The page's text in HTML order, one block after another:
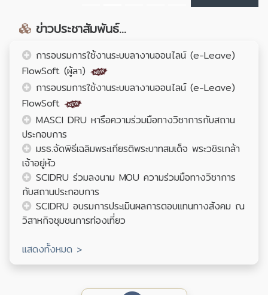
ข่าวประชาสัมพันธ์...
การอบรมการใช้งานระบบลางานออนไลน์ (e-Leave)
FlowSoft (ผู้ลา)
การอบรมการใช้งานระบบลางานออนไลน์ (e-Leave)
FlowSoft
MASCI DRU หารือความร่วมมือทางวิชาการกับสถาน
ประกอบการ
มรธ.จัดพิธีเฉลิมพระเกียรติพระบาทสมเด็จ พระวชิรเกล้า
เจ้าอยู่หัว
SCIDRU ร่วมลงนาม MOU ความร่วมมือทางวิชาการ
กับสถานประกอบการ
SCIDRU อบรมการประเมินผลการตอบแทนทางสังคม ณ
วิสาหกิจชุมชนการท่องเที่ยว
แสดงทั้งหมด >